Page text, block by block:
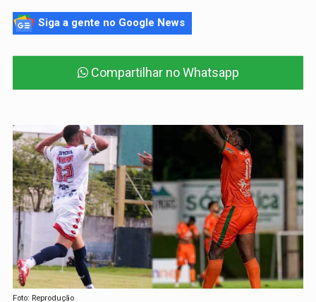
Siga a gente no Google News
Compartilhar no Whatsapp
Foto: Reprodução